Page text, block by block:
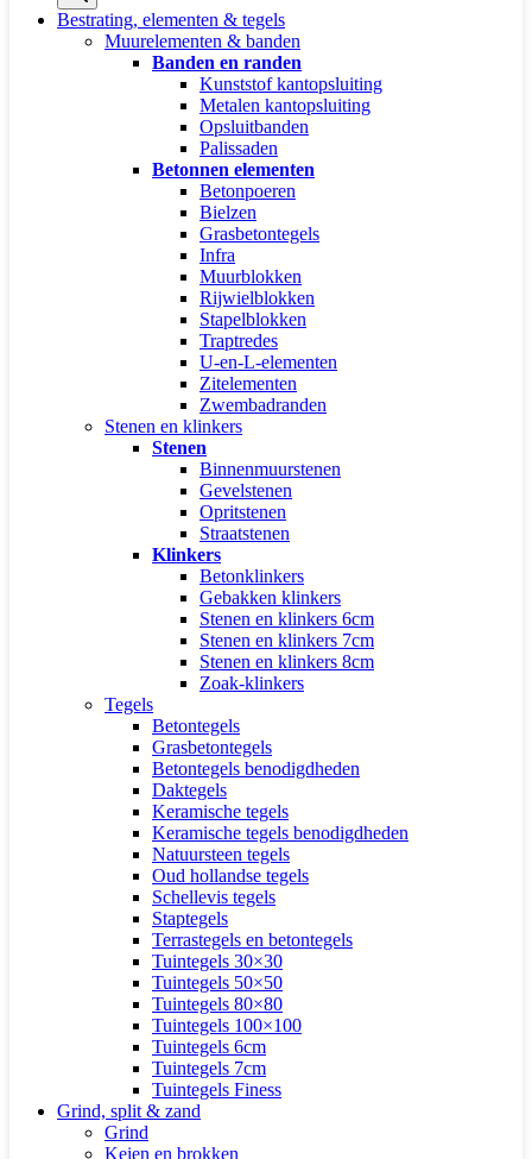
Bestrating, elementen & tegels
Muurelementen & banden
Banden en randen
Kunststof kantopsluiting
Metalen kantopsluiting
Opsluitbanden
Palissaden
Betonnen elementen
Betonpoeren
Bielzen
Grasbetontegels
Infra
Muurblokken
Rijwielblokken
Stapelblokken
Traptredes
U-en-L-elementen
Zitelementen
Zwembadranden
Stenen en klinkers
Stenen
Binnenmuurstenen
Gevelstenen
Opritstenen
Straatstenen
Klinkers
Betonklinkers
Gebakken klinkers
Stenen en klinkers 6cm
Stenen en klinkers 7cm
Stenen en klinkers 8cm
Zoak-klinkers
Tegels
Betontegels
Grasbetontegels
Betontegels benodigdheden
Daktegels
Keramische tegels
Keramische tegels benodigdheden
Natuursteen tegels
Oud hollandse tegels
Schellevis tegels
Staptegels
Terrastegels en betontegels
Tuintegels 30×30
Tuintegels 50×50
Tuintegels 80×80
Tuintegels 100×100
Tuintegels 6cm
Tuintegels 7cm
Tuintegels Finess
Grind, split & zand
Grind
Keien en brokken